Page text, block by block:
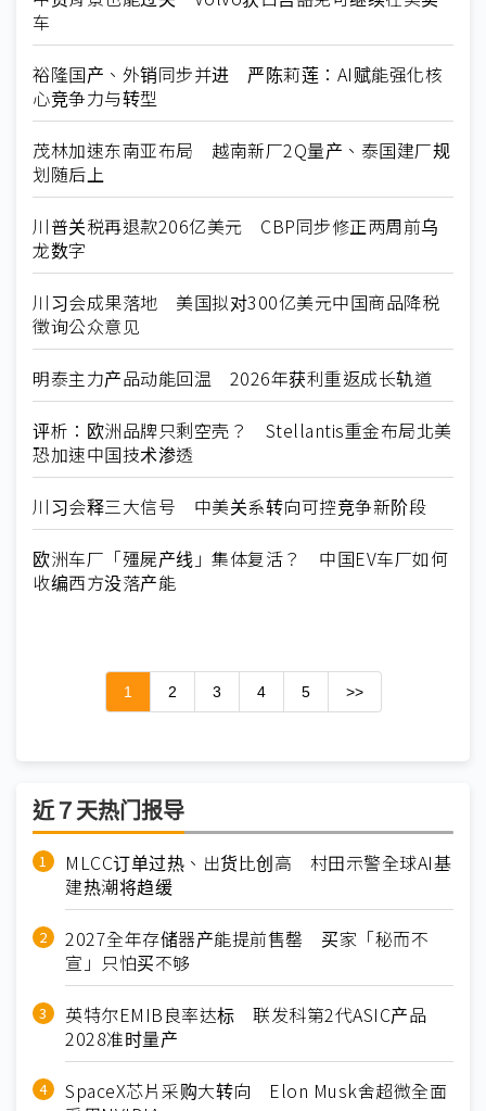
车
裕隆国产、外销同步并进 严陈莉莲：AI赋能强化核
心竞争力与转型
茂林加速东南亚布局 越南新厂2Q量产、泰国建厂规
划随后上
川普关税再退款206亿美元 CBP同步修正两周前乌
龙数字
川习会成果落地 美国拟对300亿美元中国商品降税
徵询公众意见
明泰主力产品动能回温 2026年获利重返成长轨道
评析：欧洲品牌只剩空壳？ Stellantis重金布局北美
恐加速中国技术渗透
川习会释三大信号 中美关系转向可控竞争新阶段
欧洲车厂「殭屍产线」集体复活？ 中国EV车厂如何
收编西方没落产能
1 2 3 4 5 >>
近７天热门报导
MLCC订单过热、出货比创高 村田示警全球AI基
建热潮将趋缓
2027全年存储器产能提前售罄 买家「秘而不
宣」只怕买不够
英特尔EMIB良率达标 联发科第2代ASIC产品
2028准时量产
SpaceX芯片采购大转向 Elon Musk舍超微全面